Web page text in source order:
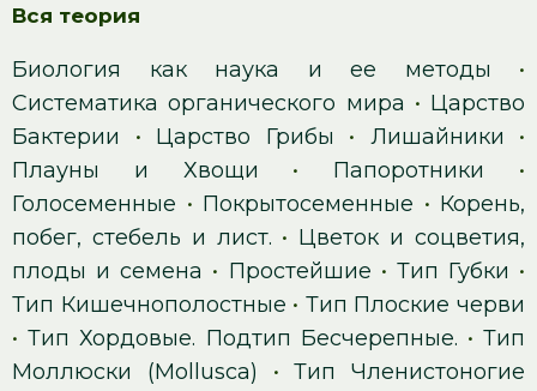
Вся теория
Биология как наука и ее методы •
Систематика органического мира • Царство
Бактерии • Царство Грибы • Лишайники •
Плауны и Хвощи • Папоротники
•
Голосеменные • Покрытосеменные • Корень,
побег, стебель и лист. • Цветок и соцветия,
плоды и семена • Простейшие • Тип Губки •
Тип Кишечнополостные • Тип Плоские черви
•Тип Хордовые. Подтип Бесчерепные. •Тип
Моллюски (Mollusca) •Тип Членистоногие